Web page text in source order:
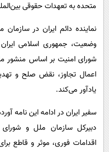
متحده به تعهدات حقوقی
نماینده دائم ایران در
وضعیت، جمهوری اسلامی
شورای امنیت بر اساس منشور
اعمال تجاوز، نقض صلح و
یادآور می‌کند.
سفیر ایران در ادامه این نامه
دبیرکل سازمان ملل و
اقدامات فوری، موثر و قاطع